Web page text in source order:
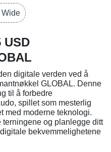
Wide
digitale verden ved å
GLOBAL. Denne
til å forbedre
spillet som mesterlig
med moderne teknologi.
terningene og planlegge ditt
bekvemmelighetene